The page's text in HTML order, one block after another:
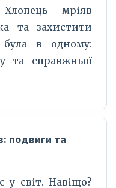
мріяв
та захистити
була в одному:
та справжньої
подвиги та
у світ. Навіщо?